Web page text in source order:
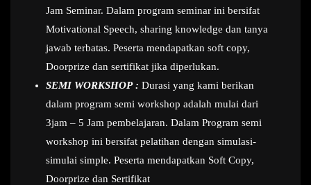
Jam Seminar. Dalam program seminar ini bersifat
Motivational Speech, sharing knowledge dan tanya
jawab terbatas. Peserta mendapatkan soft copy,
Doorprize dan sertifikat jika diperlukan.
SEMI WORKSHOP : Durasi yang kami berikan
dalam program semi workshop adalah mulai dari
3jam – 5 Jam pembelajaran. Dalam Program semi
workshop ini bersifat pelatihan dengan simulasi-
simulai simple. Peserta mendapatkan Soft Copy,
Doorprize dan Sertifikat